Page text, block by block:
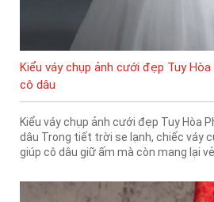
Kiểu váy chụp ảnh cưới đẹp Tuy
cô dâu
Kiểu váy chụp ảnh cưới đẹp Tuy Hòa
dâu Trong tiết trời se lạnh, chiếc váy
giúp cô dâu giữ ấm mà còn mang lại